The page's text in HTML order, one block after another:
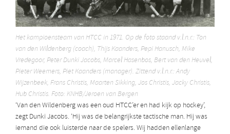
Het kampioensteam van HTCC in 1971. Op de foto staand v.l.n.r.: Ton
van den Wildenberg (coach), Thijs Kaanders, Pepi Hanusch, Mike
Vredegoor, Peter Dunki Jacobs, Marcel Hasenbos, Bert van den Heuvel,
Pieter Weemers, Piet Kaanders (manager). Zittend v.l.n.r.: Andy
Wijzenbeek, Frans Christis, Maarten Sikking, Jos Christis, Jacky Christis,
Hub Christis. Foto: KNHB/Jeroen van Bergen
‘Van den Wildenberg was een oud HTCC’er en had kijk op hockey’,
zegt Dunki Jacobs. ‘Hij was de belangrijkste tactische man. Hij was
iemand die ook luisterde naar de spelers. Wij hadden ellenlange